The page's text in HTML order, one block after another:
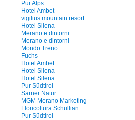
Pur Alps
Hotel Ambet
vigilius mountain resort
Hotel Silena
Merano e dintorni
Merano e dintorni
Mondo Treno
Fuchs
Hotel Ambet
Hotel Silena
Hotel Silena
Pur Südtirol
Sarner Natur
MGM Merano Marketing
Floricoltura Schullian
Pur Südtirol